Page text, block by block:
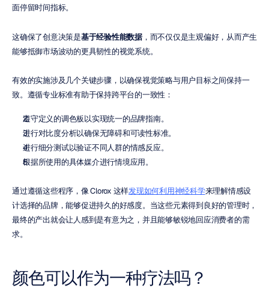
面停留时间指标。
这确保了创意决策是基于经验性能数据，而不仅仅是主观偏好，从而产生
能够抵御市场波动的更具韧性的视觉系统。
有效的实施涉及几个关键步骤，以确保视觉策略与用户目标之间保持一
致。遵循专业标准有助于保持跨平台的一致性：
遵守定义的调色板以实现统一的品牌指南。
进行对比度分析以确保无障碍和可读性标准。
进行细分测试以验证不同人群的情感反应。
根据所使用的具体媒介进行情境应用。
通过遵循这些程序，像 Clorox 这样发现如何利用神经科学来理解情感设
计选择的品牌，能够促进持久的好感度。当这些元素得到良好的管理时，
最终的产出就会让人感到是有意为之，并且能够敏锐地回应消费者的需
求。
颜色可以作为一种疗法吗？